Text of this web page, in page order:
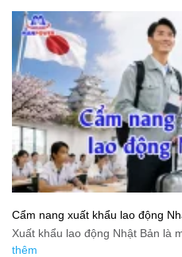
Cẩm nang xuất khẩu lao động
Xuất khẩu lao động Nhật Bản là
thêm